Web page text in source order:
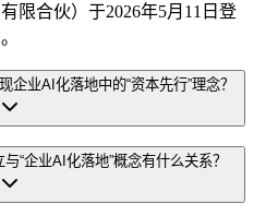
限合伙）于2026年5月11日登
业AI化落地中的“资本先行”理念？
“企业AI化落地”概念有什么关系？